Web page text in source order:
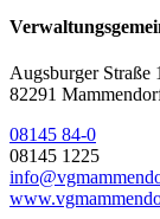
Augsburger Straße
82291
08145 84-0
08145 1225